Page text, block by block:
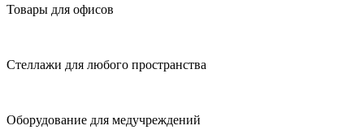
Товары для офисов
Стеллажи для любого пространства
Оборудование для медучреждений